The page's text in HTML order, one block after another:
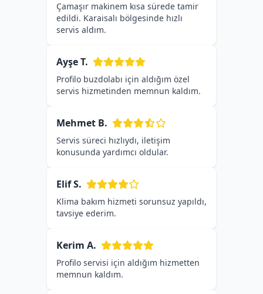
Çamaşır makinem kısa sürede tamir
edildi. Karaisalı bölgesinde hızlı
servis aldım.
Ayşe T.
Profilo buzdolabı için aldığım özel
servis hizmetinden memnun kaldım.
Mehmet B.
Servis süreci hızlıydı, iletişim
konusunda yardımcı oldular.
Elif S.
Klima bakım hizmeti sorunsuz yapıldı,
tavsiye ederim.
Kerim A.
Profilo servisi için aldığım hizmetten
memnun kaldım.